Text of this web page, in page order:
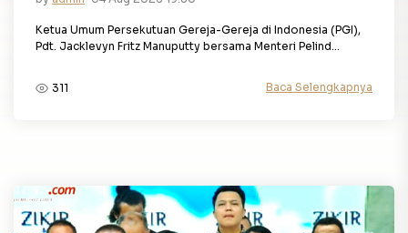
Ketua Umum Persekutuan Gereja-Gereja di Indonesia (PGI),
Pdt. Jacklevyn Fritz Manuputty bersama Menteri Pelind...
311 Baca Selengkapnya